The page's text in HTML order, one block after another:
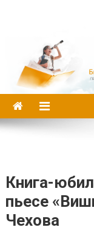
Книга-
пьесе
Чехова